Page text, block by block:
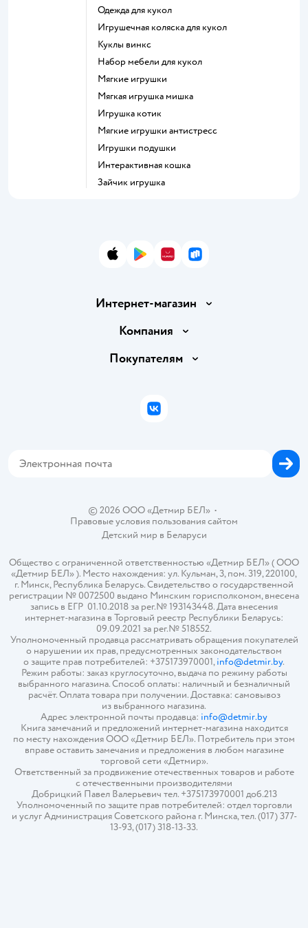
Одежда для кукол
Игрушечная коляска для кукол
Куклы винкс
Набор мебели для кукол
Мягкие игрушки
Мягкая игрушка мишка
Игрушка котик
Мягкие игрушки антистресс
Игрушки подушки
Интерактивная кошка
Зайчик игрушка
App StoreGoogle Play
AppGallery
RuStore
Интернет-магазин
Доставка и оплата
Правила продажи
Политика использования файлов cookie
Компания
Вакансии
Покупателям
Бонусные карты
© 2026 ООО «Детмир БЕЛ»•
Правовые условия пользования сайтом
Детский мир в Беларуси
Общество с ограниченной ответственностью «Детмир БЕЛ» ( ООО
«Детмир БЕЛ» ). Место нахождения: ул. Кульман, 3, пом. 319, 220100,
г. Минск, Республика Беларусь. Свидетельство о государственной
регистрации № 0072500 выдано Минским горисполкомом, внесена
запись в ЕГР 01.10.2018 за рег.№ 193143448. Дата внесения
интернет-магазина в Торговый реестр Республики Беларусь:
09.09.2021 за рег.№ 518552.
Уполномоченный продавца рассматривать обращения покупателей
о нарушении их прав, предусмотренных законодательством
о защите прав потребителей: +375173970001,info@detmir.by.
Режим работы: заказ круглосуточно, выдача по режиму работы
выбранного магазина. Способ оплаты: наличный и безналичный
расчёт. Оплата товара при получении. Доставка: самовывоз
из выбранного магазина.
Адрес электронной почты продавца: info@detmir.by
Книга замечаний и предложений интернет-магазина находится
по месту нахождения ООО «Детмир БЕЛ». Потребитель при этом
вправе оставить замечания и предложения в любом магазине
торговой сети «Детмир».
Ответственный за продвижение отечественных товаров и работе
с отечественными производителями
Добрицкий Павел Валерьевич тел. +375173970001 доб.213
Уполномоченный по защите прав потребителей: отдел торговли
и услуг Администрация Советского района г. Минска, тел. (017) 377-
13-93, (017) 318-13-33.
ВКонтакте